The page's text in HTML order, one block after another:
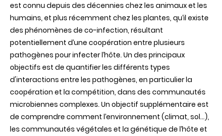
est connu depuis des décennies chez les animaux et les
humains, et plus récemment chez les plantes, qu’il existe
des phénomènes de co-infection, résultant
potentiellement d’une coopération entre plusieurs
pathogènes pour infecter l’hôte. Un des principaux
objectifs est de quantifier les différents types
d'interactions entre les pathogènes, en particulier la
coopération et la compétition, dans des communautés
microbiennes complexes. Un objectif supplémentaire est
de comprendre comment l’environnement (climat, sol…),
les communautés végétales et la génétique de l’hôte et